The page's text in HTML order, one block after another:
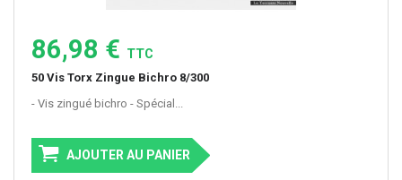
86,98 € TTC
50 Vis Torx Zingue Bichro 8/300
- Vis zingué bichro - Spécial...
AJOUTER AU PANIER